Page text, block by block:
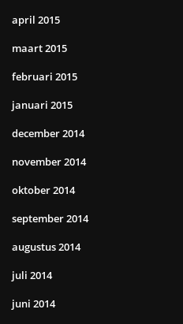
april 2015
maart 2015
februari 2015
januari 2015
december 2014
november 2014
oktober 2014
september 2014
augustus 2014
juli 2014
juni 2014